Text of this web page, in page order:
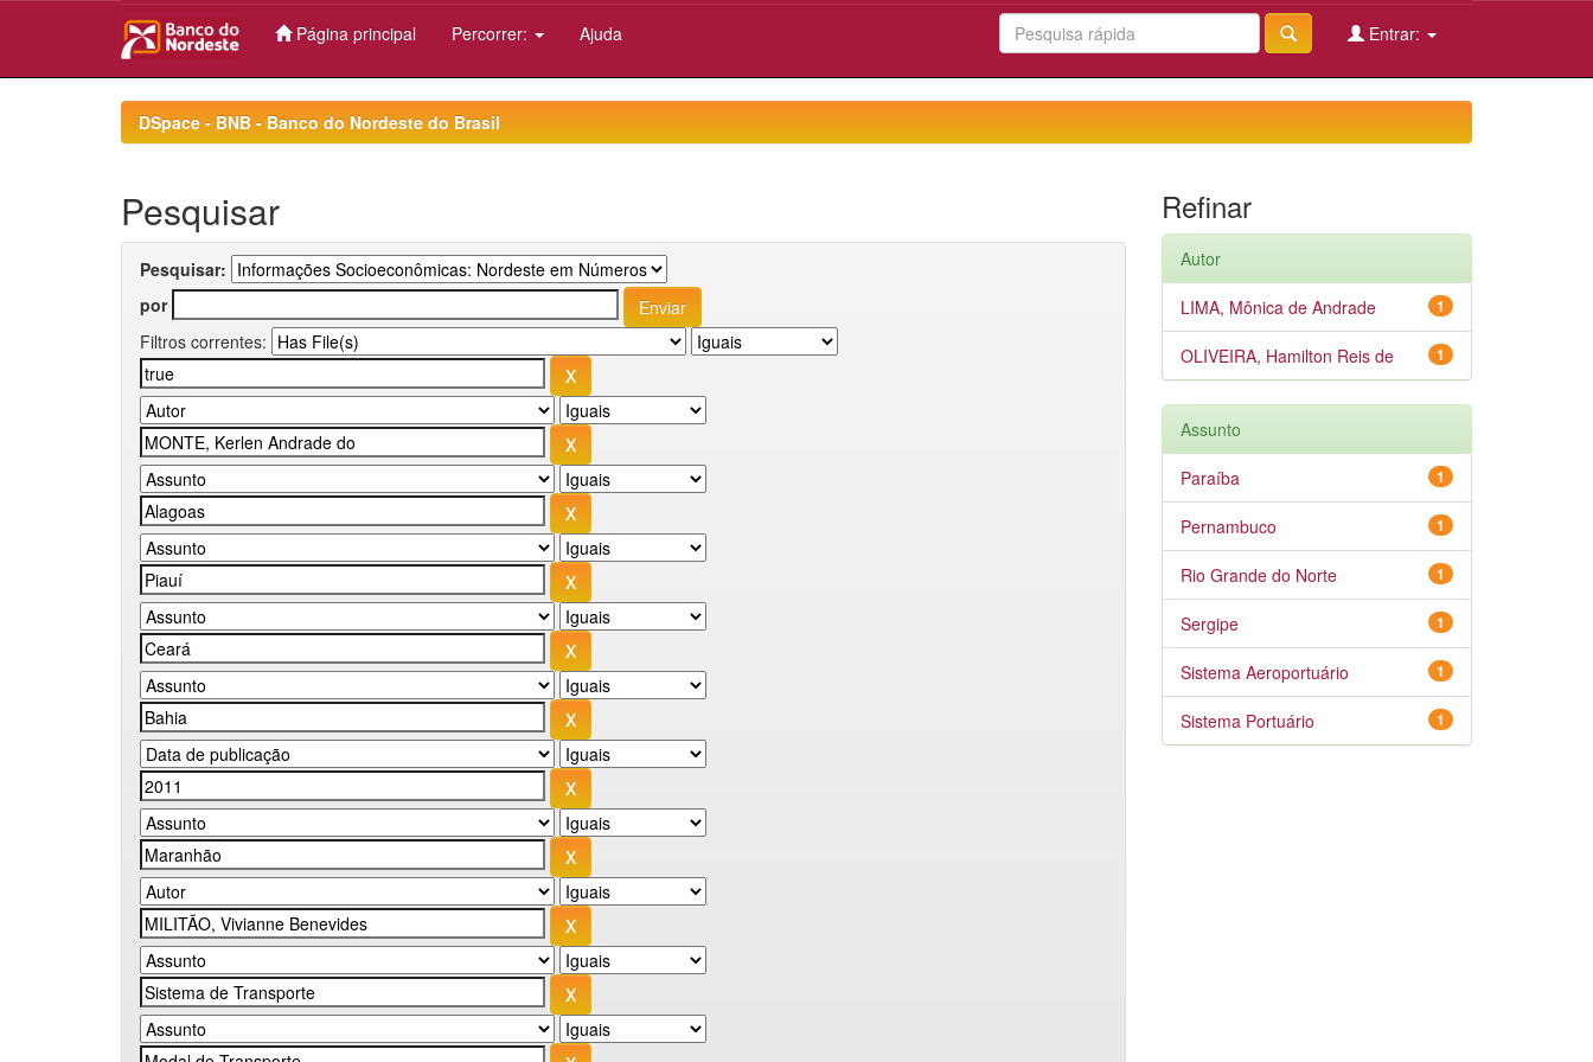
Página principal Percorrer: Ajuda Entrar:
DSpace - BNB - Banco do Nordeste do Brasil
Pesquisar
Pesquisar:
por
Filtros correntes:
Refinar
Autor
1
LIMA, Mônica de Andrade
1
OLIVEIRA, Hamilton Reis de
Assunto
1
Paraíba
1
Pernambuco
1
Rio Grande do Norte
1
Sergipe
1
Sistema Aeroportuário
1
Sistema Portuário